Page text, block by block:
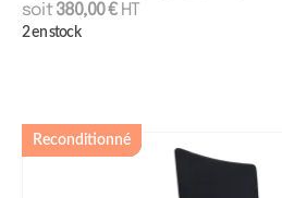
soit380,00€HT
2 en stock
Reconditionné